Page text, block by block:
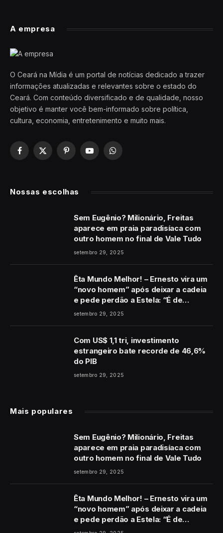
A empresa
O Ceará na Mídia é um portal de notícias dedicado a trazer
informações atualizadas e relevantes sobre o estado do
Ceará. Com conteúdo diversificado e de qualidade, nosso
objetivo é manter você bem-informado sobre política,
cultura, economia, entretenimento e muito mais.
Facebook
X
PinterestYouTubeWhatsApp
Nossas escolhas
Sem Eugênio? Milionário, Freitas
aparece em praia paradisíaca com
outro homem no final de Vale Tudo
setembro 29, 2025
Êta Mundo Melhor! – Ernesto vira um
“novo homem” após deixar a cadeia
e pede perdão a Estela: “É de
coração”
setembro 29, 2025
Com US$ 1,1 tri, investimento
estrangeiro bate recorde de 46,6%
do PIB
setembro 29, 2025
Mais populares
Sem Eugênio? Milionário, Freitas
aparece em praia paradisíaca com
outro homem no final de Vale Tudo
setembro 29, 2025
Êta Mundo Melhor! – Ernesto vira um
“novo homem” após deixar a cadeia
e pede perdão a Estela: “É de
coração”